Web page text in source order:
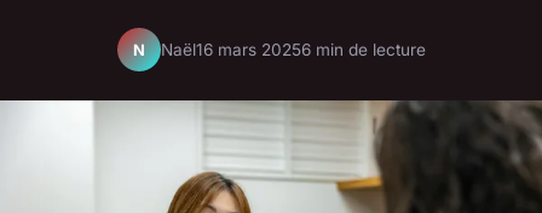
N Naël16 mars 20256 min de lecture